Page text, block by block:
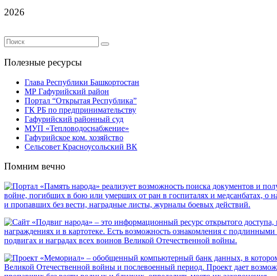
2026
Полезные ресурсы
Глава Республики Башкортостан
МР Гафурийский район
Портал “Открытая Республика”
ГК РБ по предпринимательству
Гафурийский районный суд
МУП «Тепловодоснабжение»
Гафурийское ком. хозяйство
Сельсовет Красноусольский ВК
Помним вечно